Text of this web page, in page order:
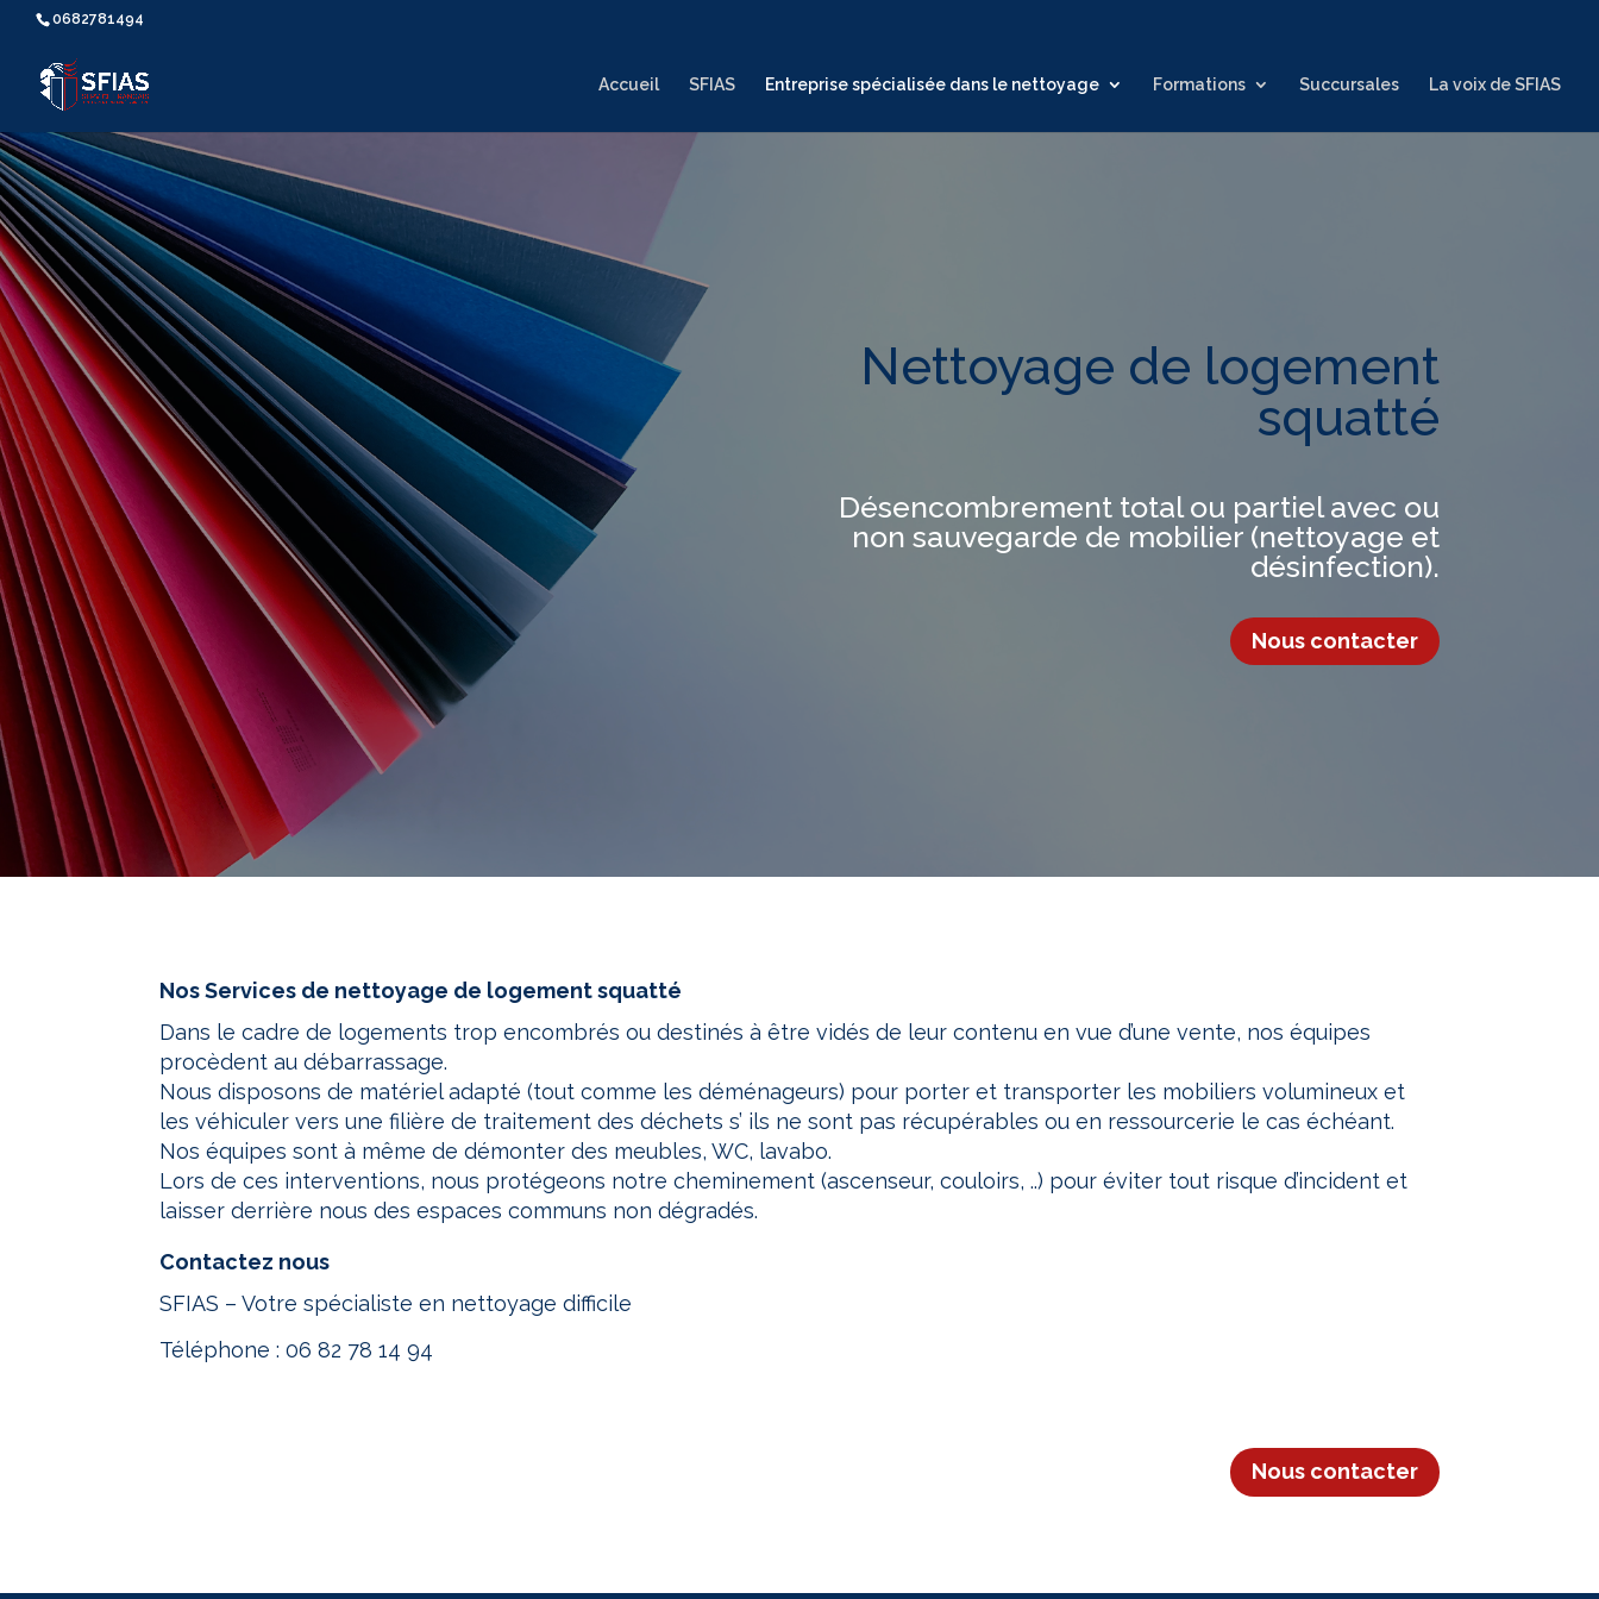
0682781494
Accueil SFIAS Entreprise spécialisée dans le nettoyage Formations Succursales La voix de SFIAS
Nettoyage de logement
squatté
Désencombrement total ou partiel avec ou
non sauvegarde de mobilier (nettoyage et
désinfection).
Nous contacter
Nos Services de nettoyage de logement squatté
Dans le cadre de logements trop encombrés ou destinés à être vidés de leur contenu en vue d’une vente, nos équipes
procèdent au débarrassage.
Nous disposons de matériel adapté (tout comme les déménageurs) pour porter et transporter les mobiliers volumineux et
les véhiculer vers une filière de traitement des déchets s’ ils ne sont pas récupérables ou en ressourcerie le cas échéant.
Nos équipes sont à même de démonter des meubles, WC, lavabo.
Lors de ces interventions, nous protégeons notre cheminement (ascenseur, couloirs, ..) pour éviter tout risque d’incident et
laisser derrière nous des espaces communs non dégradés.
Contactez nous
SFIAS – Votre spécialiste en nettoyage difficile
Téléphone :06 82 78 14 94
Nous contacter